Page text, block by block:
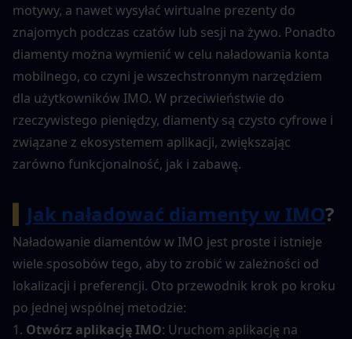
motywy, a nawet wysyłać wirtualne prezenty do
znajomych podczas czatów lub sesji na żywo. Ponadto
diamenty można wymienić w celu naładowania konta
mobilnego, co czyni je wszechstronnym narzędziem
dla użytkowników IMO. W przeciwieństwie do
rzeczywistego pieniędzy, diamenty są czysto cyfrowe i
związane z ekosystemem aplikacji, zwiększając
zarówno funkcjonalność, jak i zabawę.
Jak naładować diamenty w IMO?
Naładowanie diamentów w IMO jest proste i istnieje
wiele sposobów tego, aby to zrobić w zależności od
lokalizacji i preferencji. Oto przewodnik krok po kroku
po jednej wspólnej metodzie:
1. Otwórz aplikację IMO: Uruchom aplikację na